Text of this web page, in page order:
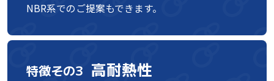
NBR系でのご提案もできます。
特徴その3 高耐熱性